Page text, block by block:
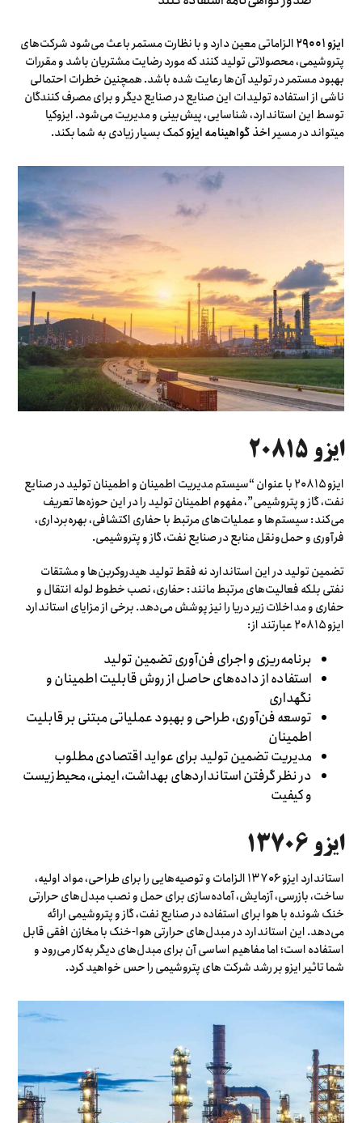
ایزو ۲۹۰۰۱
الزاماتی معین دارد و با نظارت مستمر باعث می‌شود شرکت‌های
پتروشیمی، محصولاتی تولید کنند که مورد رضایت مشتریان باشد و مقررات
بهبود مستمر در تولید آن‌ها رعایت شده باشد. همچنین خطرات احتمالی
ناشی از استفاده تولیدات این صنایع در صنایع دیگر و برای مصرف کنندگان
توسط این استاندارد، شناسایی، پیش‌بینی و مدیریت می‌شود. ایزوکیا
میتواند در مسیراخذ گواهینامه ایزوکمک بسیار زیادی به شما بکند.
ایزو ۲۰۸۱۵
ایزو ۲۰۸۱۵ با عنوان “سیستم مدیریت اطمینان و اطمینان تولید در صنایع
نفت، گاز و پتروشیمی”، مفهوم اطمینان تولید را در این حوزه‌ها تعریف
می‌کند: سیستم‌ها و عملیات‌های مرتبط با حفاری اکتشافی، بهره‌برداری،
فرآوری و حمل‌ونقل منابع در صنایع نفت، گاز و پتروشیمی.
تضمین تولید در این استاندارد نه فقط تولید هیدروکربن‌ها و مشتقات
نفتی بلکه فعالیت‌های مرتبط مانند: حفاری، نصب خطوط لوله انتقال و
حفاری و مداخلات زیر دریا را نیز پوشش می‌دهد. برخی از مزایای استاندارد
ایزو ۲۰۸۱۵ عبارتند از:
برنامه‌ریزی و اجرای فن‌آوری‌ تضمین تولید
استفاده از داده‌های حاصل از روش قابلیت اطمینان و
نگهداری
توسعه فن‌آوری، طراحی و بهبود عملیاتی مبتنی بر قابلیت
اطمینان
مدیریت تضمین تولید برای عواید اقتصادی مطلوب
در نظر گرفتن استانداردهای بهداشت، ایمنی، محیط‌زیست
و کیفیت
ایزو ۱۳۷۰۶
استاندارد ایزو ۱۳۷۰۶ الزامات و توصیه‌هایی را برای طراحی، مواد اولیه،
ساخت، بازرسی، آزمایش، آماده‌سازی برای حمل و نصب مبدل‌های حرارتی
خنک شونده با هوا برای استفاده در صنایع نفت، گاز و پتروشیمی ارائه
می‌دهد. این استاندارد در مبدل‌های حرارتی هوا-خنک با مخازن افقی قابل
استفاده است؛ اما مفاهیم اساسی آن برای مبدل‌های دیگر به‌کار می‌رود و
شما تاثیر ایزو بر رشد شرکت های پتروشیمی را حس خواهید کرد.